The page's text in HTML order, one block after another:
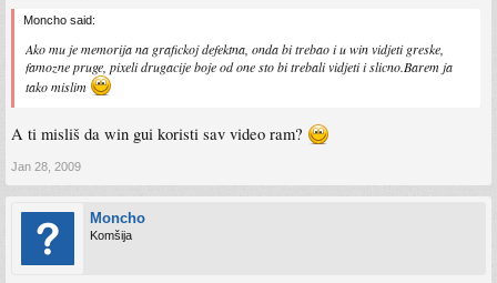
Moncho said:
Ako mu je memorija na grafickoj defektna, onda bi trebao i u win vidjeti greske,
famozne pruge, pixeli drugacije boje od one sto bi trebali vidjeti i slicno.Barem ja
tako mislim
A ti misliš da win gui koristi sav video ram?
Jan 28, 2009
Moncho
Komšija